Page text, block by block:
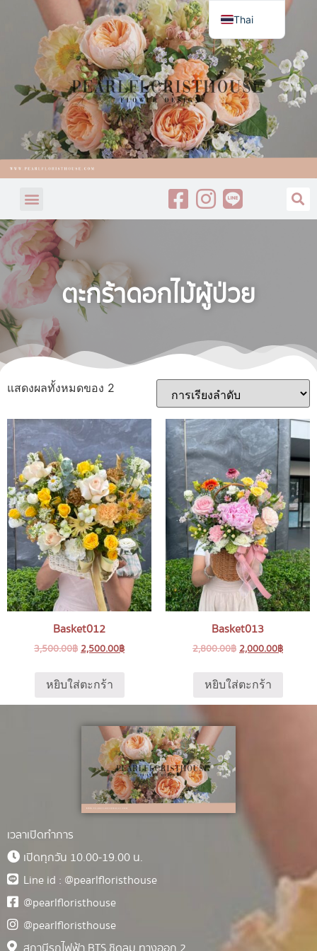
ตะกร้าดอกไม้ผู้ป่วย
แสดงผลทั้งหมดของ 2
Basket012
3,500.00฿ 2,500.00฿
หยิบใส่ตะกร้า
Basket013
2,800.00฿ 2,000.00฿
หยิบใส่ตะกร้า
เวลาเปิดทำการ
เปิดทุกวัน 10.00-19.00 น.
Line id : @pearlfloristhouse
@pearlfloristhouse
@pearlfloristhouse
Thai
English